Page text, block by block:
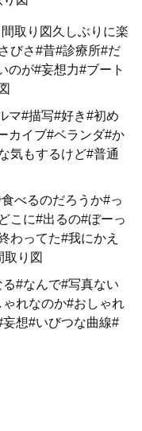
取り図久しぶりに楽
びさ#昔#診療所#だ
のが#妄想力#ブート
マ#描写#好き#初め
カイブ#ベランダ#か
気もするけど#普通
べるのだろうか#っ
こに#出るの#ぼーっ
わってた#我にかえ
取り図
#なんで#写真ない
れなのか#おしゃれ
想#いびつな曲線#